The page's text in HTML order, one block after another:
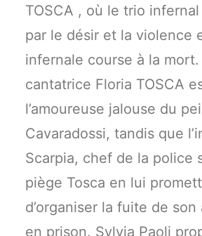
TOSCA , où le trio
par le désir et la violence
infernale course à la
cantatrice Floria TOSCA
l’amoureuse jalouse du
Cavaradossi, tandis que
Scarpia, chef de la police
piège Tosca en lui
d’organiser la fuite de son
en prison. Sylvia Paoli